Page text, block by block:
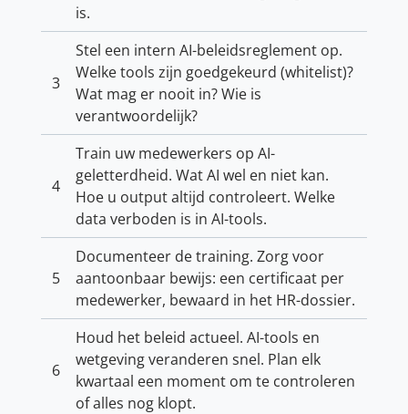
is.
3
Stel een intern AI-beleidsreglement op.
Welke tools zijn goedgekeurd (whitelist)?
Wat mag er nooit in? Wie is
verantwoordelijk?
4
Train uw medewerkers op AI-
geletterdheid. Wat AI wel en niet kan.
Hoe u output altijd controleert. Welke
data verboden is in AI-tools.
5
Documenteer de training. Zorg voor
aantoonbaar bewijs: een certificaat per
medewerker, bewaard in het HR-dossier.
6
Houd het beleid actueel. AI-tools en
wetgeving veranderen snel. Plan elk
kwartaal een moment om te controleren
of alles nog klopt.